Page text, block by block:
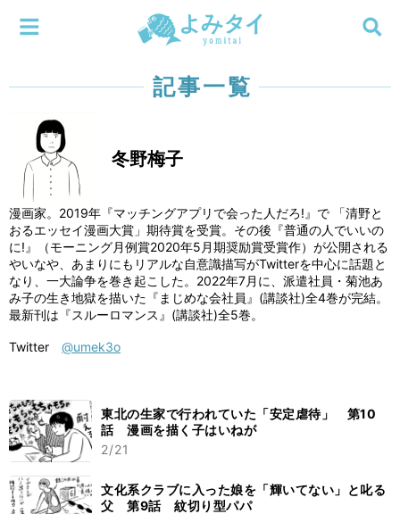
よみタイ
ホーム
新刊
特集
検索する
メニューを閉じる
記事一覧
冬野梅子
漫画家。2019年『マッチングアプリで会った人だろ!』で 「清野と
おるエッセイ漫画大賞」期待賞を受賞。その後『普通の人でいいの
に!』（モーニング月例賞2020年5月期奨励賞受賞作）が公開される
やいなや、あまりにもリアルな自意識描写がTwitterを中心に話題と
なり、一大論争を巻き起こした。2022年7月に、派遣社員・菊池あ
み子の生き地獄を描いた『まじめな会社員』(講談社)全4巻が完結。
最新刊は『スルーロマンス』(講談社)全5巻。
Twitter @umek3o
東北の生家で行われていた「安定虐待」 第10
話 漫画を描く子はいねが
2/21
文化系クラブに入った娘を「輝いてない」と叱る
父 第9話 紋切り型パパ